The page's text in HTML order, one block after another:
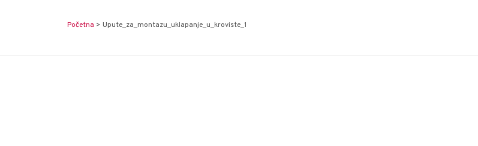
Početna > Upute_za_montazu_uklapanje_u_kroviste_1